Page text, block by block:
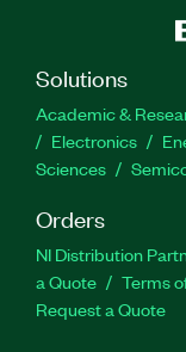
Solutions
Academic &
Electronics
Sciences
Orders
NI Distribution
a Quote
Terms
Request a Quote